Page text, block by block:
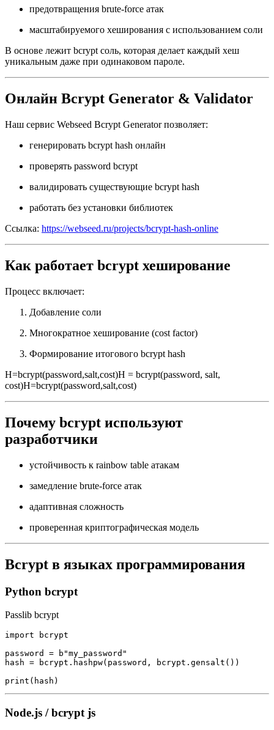
предотвращения brute-force атак
масштабируемого хеширования с использованием соли
В основе лежит bcrypt соль, которая делает каждый хеш
уникальным даже при одинаковом пароле.
Онлайн Bcrypt Generator & Validator
Наш сервис Webseed Bcrypt Generator позволяет:
генерировать bcrypt hash онлайн
проверять password bcrypt
валидировать существующие bcrypt hash
работать без установки библиотек
Ссылка: https://webseed.ru/projects/bcrypt-hash-online
Как работает bcrypt хеширование
Процесс включает:
Добавление соли
Многократное хеширование (cost factor)
Формирование итогового bcrypt hash
H=bcrypt(password,salt,cost)H = bcrypt(password, salt,
cost)H=bcrypt(password,salt,cost)
Почему bcrypt используют
разработчики
устойчивость к rainbow table атакам
замедление brute-force атак
адаптивная сложность
проверенная криптографическая модель
Bcrypt в языках программирования
Python bcrypt
Passlib bcrypt
import bcrypt
password = b"my_password"
hash = bcrypt.hashpw(password, bcrypt.gensalt())
print(hash)
Node.js / bcrypt js